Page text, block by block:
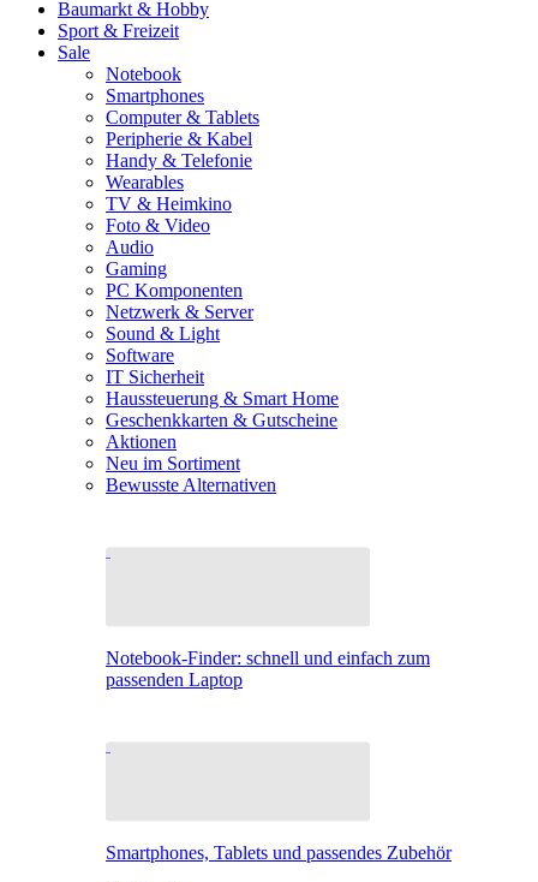
Baumarkt & Hobby
Sport & Freizeit
Sale
Notebook
Smartphones
Computer & Tablets
Peripherie & Kabel
Handy & Telefonie
Wearables
TV & Heimkino
Foto & Video
Audio
Gaming
PC Komponenten
Netzwerk & Server
Sound & Light
Software
IT Sicherheit
Haussteuerung & Smart Home
Geschenkkarten & Gutscheine
Aktionen
Neu im Sortiment
Bewusste Alternativen
Notebook-Finder: schnell und einfach zum
passenden Laptop
Smartphones, Tablets und passendes Zubehör